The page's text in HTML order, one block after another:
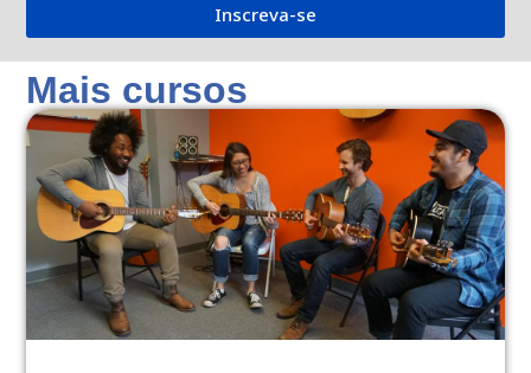
Inscreva-se
Mais cursos